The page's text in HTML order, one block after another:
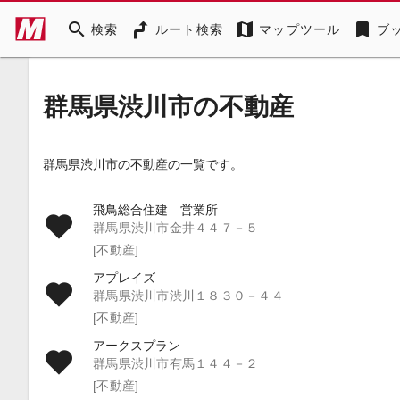
search 検索 ルート検索 map マップツール bookmark ブ
群馬県渋川市の不動産
群馬県渋川市の不動産の一覧です。
飛鳥総合住建 営業所
群馬県渋川市金井４４７－５
[不動産]
アプレイズ
群馬県渋川市渋川１８３０－４４
[不動産]
アークスプラン
群馬県渋川市有馬１４４－２
[不動産]